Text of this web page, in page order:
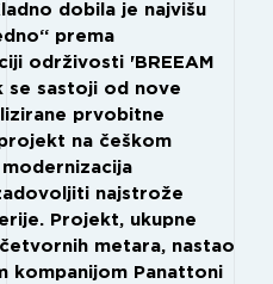
dobila je najvišu
prema
održivosti 'BREEAM
se sastoji od nove
prvobitne
na češkom
najstrože
Projekt, ukupne
metara, nastao
kompanijom Panattoni